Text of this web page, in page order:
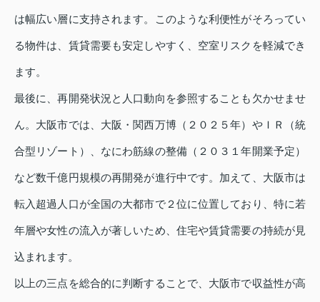
は幅広い層に支持されます。このような利便性がそろってい
る物件は、賃貸需要も安定しやすく、空室リスクを軽減でき
ます。
最後に、再開発状況と人口動向を参照することも欠かせませ
ん。大阪市では、大阪・関西万博（２０２５年）やＩＲ（統
合型リゾート）、なにわ筋線の整備（２０３１年開業予定）
など数千億円規模の再開発が進行中です。加えて、大阪市は
転入超過人口が全国の大都市で２位に位置しており、特に若
年層や女性の流入が著しいため、住宅や賃貸需要の持続が見
込まれます。
以上の三点を総合的に判断することで、大阪市で収益性が高